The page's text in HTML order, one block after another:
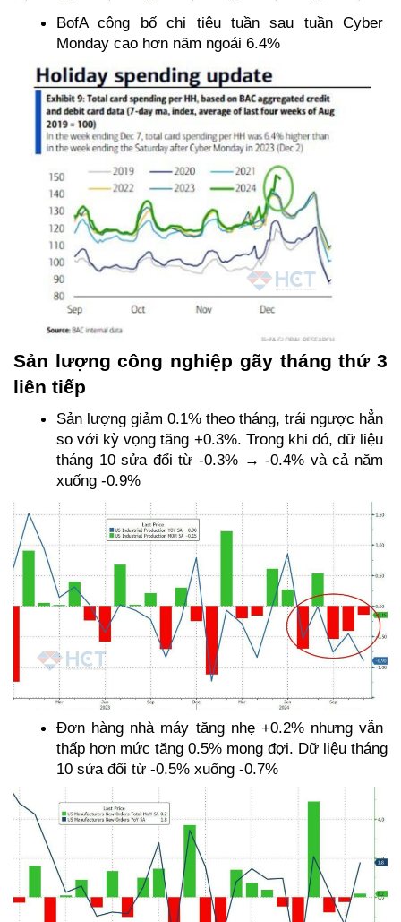
BofA công bố chi tiêu tuần sau tuần Cyber
Monday cao hơn năm ngoái 6.4%
Sản lượng công nghiệp gãy tháng thứ 3
liên tiếp
Sản lượng giảm 0.1% theo tháng, trái ngược hẳn
so với kỳ vọng tăng +0.3%. Trong khi đó, dữ liệu
tháng 10 sửa đổi từ -0.3% → -0.4% và cả năm
xuống -0.9%
Đơn hàng nhà máy tăng nhẹ +0.2% nhưng vẫn
thấp hơn mức tăng 0.5% mong đợi. Dữ liệu tháng
10 sửa đổi từ -0.5% xuống -0.7%